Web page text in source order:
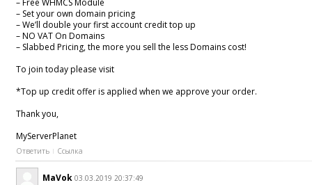
– Free WHMCS Module
– Set your own domain pricing
– We’ll double your first account credit top up
– NO VAT On Domains
– Slabbed Pricing, the more you sell the less Domains cost!
To join today please visit
*Top up credit offer is applied when we approve your order.
Thank you,
MyServerPlanet
Ответить Ссылка
MaVok 03.03.2019 20:37:49